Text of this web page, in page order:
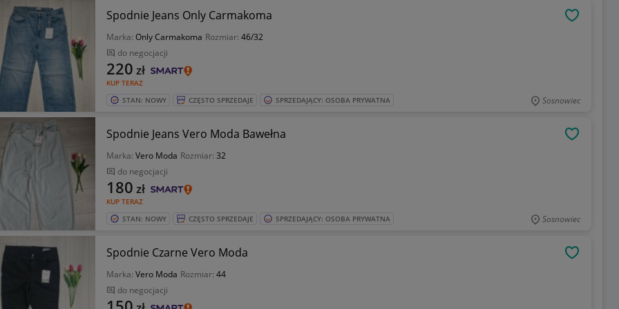
Spodnie Jeans Only Carmakoma
Marka: Only Carmakoma Rozmiar: 46/32
do negocjacji
KUP TERAZ
220 zł
STAN: NOWY CZĘSTO SPRZEDAJE SPRZEDAJĄCY: OSOBA PRYWATNA Sosnowiec
Spodnie Jeans Vero Moda Bawełna
Marka: Vero Moda Rozmiar: 32
do negocjacji
KUP TERAZ
180 zł
STAN: NOWY CZĘSTO SPRZEDAJE SPRZEDAJĄCY: OSOBA PRYWATNA Sosnowiec
Spodnie Czarne Vero Moda
Marka: Vero Moda Rozmiar: 44
do negocjacji